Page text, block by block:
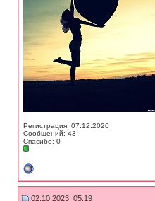
Регистрация: 07.12.2020
Сообщений: 43
Спасибо: 0
02.10.2023, 05:19